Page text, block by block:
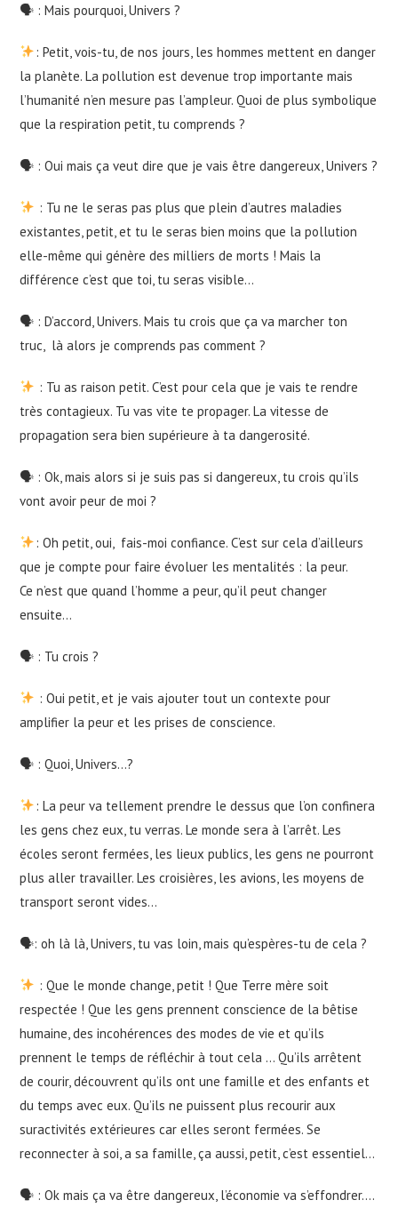
🗣 : Mais pourquoi, Univers ?
: Petit, vois-tu, de nos jours, les hommes mettent en danger
la planète. La pollution est devenue trop importante mais
l’humanité n’en mesure pas l’ampleur. Quoi de plus symbolique
que la respiration petit, tu comprends ?
🗣 : Oui mais ça veut dire que je vais être dangereux, Univers ?
: Tu ne le seras pas plus que plein d’autres maladies
existantes, petit, et tu le seras bien moins que la pollution
elle-même qui génère des milliers de morts ! Mais la
différence c’est que toi, tu seras visible…
🗣 : D’accord, Univers. Mais tu crois que ça va marcher ton
truc, là alors je comprends pas comment ?
: Tu as raison petit. C’est pour cela que je vais te rendre
très contagieux. Tu vas vite te propager. La vitesse de
propagation sera bien supérieure à ta dangerosité.
🗣 : Ok, mais alors si je suis pas si dangereux, tu crois qu’ils
vont avoir peur de moi ?
: Oh petit, oui, fais-moi confiance. C’est sur cela d’ailleurs
que je compte pour faire évoluer les mentalités : la peur.
Ce n’est que quand l’homme a peur, qu’il peut changer
ensuite…
🗣 : Tu crois ?
: Oui petit, et je vais ajouter tout un contexte pour
amplifier la peur et les prises de conscience.
🗣 : Quoi, Univers…?
: La peur va tellement prendre le dessus que l’on confinera
les gens chez eux, tu verras. Le monde sera à l’arrêt. Les
écoles seront fermées, les lieux publics, les gens ne pourront
plus aller travailler. Les croisières, les avions, les moyens de
transport seront vides…
🗣: oh là là, Univers, tu vas loin, mais qu’espères-tu de cela ?
: Que le monde change, petit ! Que Terre mère soit
respectée ! Que les gens prennent conscience de la bêtise
humaine, des incohérences des modes de vie et qu’ils
prennent le temps de réfléchir à tout cela … Qu’ils arrêtent
de courir, découvrent qu’ils ont une famille et des enfants et
du temps avec eux. Qu’ils ne puissent plus recourir aux
suractivités extérieures car elles seront fermées. Se
reconnecter à soi, a sa famille, ça aussi, petit, c’est essentiel…
🗣 : Ok mais ça va être dangereux, l’économie va s’effondrer….